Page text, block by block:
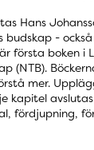
Hans
budskap -
första boken i
(NTB).
mer.
kapitel
fördjupning,